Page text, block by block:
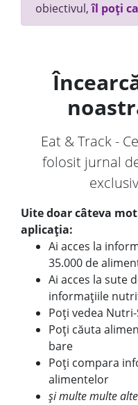
obiectivul,îl poți
Eat & Track -
folosit jurnal
Uite doar câteva
aplicația:
Ai acces la
35.000 de
Ai acces la sute
informațiile
Poți vedea
Poți căuta
bare
Poți compara
alimentelor
și multe multe